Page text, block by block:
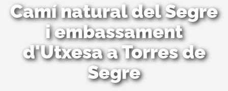
Camí natural del Segre
i embassament
d'Utxesa a Torres de
Segre